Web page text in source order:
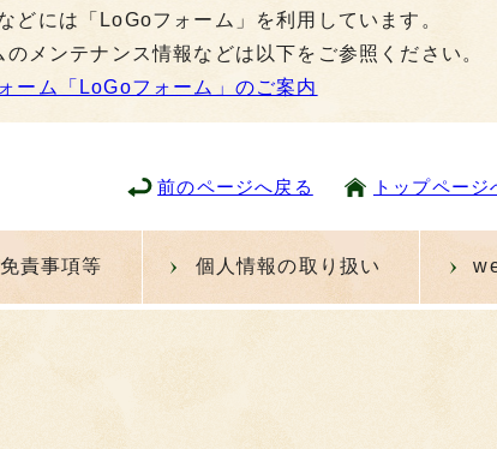
どには「LoGoフォーム」を利用しています。
のメンテナンス情報などは以下をご参照ください。
ーム「LoGoフォーム」のご案内
前のページへ戻る トップページ
免責事項等 個人情報の取り扱い